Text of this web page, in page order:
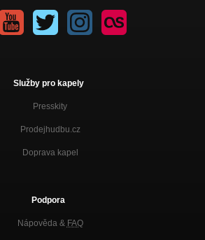
Služby pro kapely
Presskity
Prodejhudbu.cz
Doprava kapel
Podpora
Nápověda & FAQ